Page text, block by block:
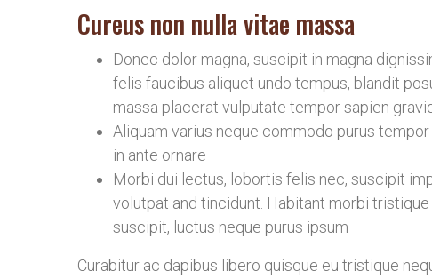
Cureus non nulla vitae massa
Donec dolor magna, suscipit in magna
felis faucibus aliquet undo tempus, blandit
massa placerat vulputate tempor sapien
Aliquam varius neque commodo purus
in ante ornare
Morbi dui lectus, lobortis felis nec, suscipit
volutpat and tincidunt. Habitant morbi
suscipit, luctus neque purus ipsum
Curabitur ac dapibus libero quisque eu tristique